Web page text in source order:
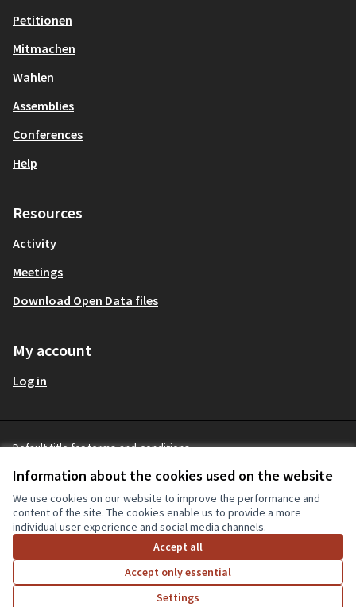
Information about the cookies used on the website
We use cookies on our website to improve the performance and
content of the site. The cookies enable us to provide a more
individual user experience and social media channels.
Accept all
Accept only essential
Settings
Petitionen
Mitmachen
Wahlen
Assemblies
Conferences
Help
Resources
Activity
Meetings
Download Open Data files
My account
Log in
Default title for terms-and-conditions
Cookie settings
(External link)
Sprache wählen
Website made with
(External link)
Creative
(External